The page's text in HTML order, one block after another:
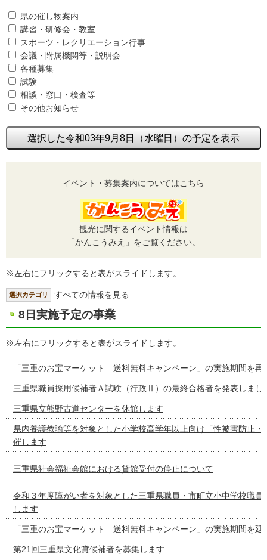
県の催し物案内
講習・研修会・教室
スポーツ・レクリエーション行事
会議・附属機関等・説明会
各種募集
試験
相談・窓口・検査等
その他お知らせ
選択した令和03年9月8日（水曜日）の予定を表示
イベント・募集案内についてはこちら
観光に関するイベント情報は
「かんこうみえ」をご覧ください。
※左右にフリックすると表がスライドします。
選択カテゴリ すべての情報を見る
8日実施予定の事業
※左右にフリックすると表がスライドします。
「三重のお宝マーケット 送料無料キャンペーン」の実施期間を再
三重県職員採用候補者Ａ試験（行政Ⅱ）の最終合格者を発表しまし
三重県立熊野古道センターを休館します
県内養護教諭等を対象とした小学校高学年以上向け「性被害防止・
催します
三重県社会福祉会館における貸館受付の停止について
令和３年度障がい者を対象とした三重県職員・市町立小中学校職員
します
「三重のお宝マーケット 送料無料キャンペーン」の実施期間を延
第21回三重県文化賞候補者を募集します